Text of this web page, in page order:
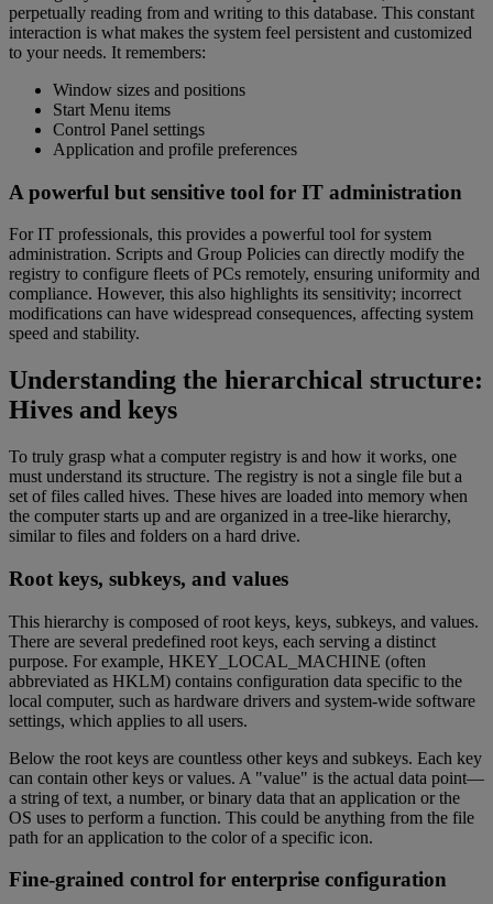
perpetually reading from and writing to this database. This constant
interaction is what makes the system feel persistent and customized
to your needs. It remembers:
Window sizes and positions
Start Menu items
Control Panel settings
Application and profile preferences
A powerful but sensitive tool for IT administration
For IT professionals, this provides a powerful tool for system
administration. Scripts and Group Policies can directly modify the
registry to configure fleets of PCs remotely, ensuring uniformity and
compliance. However, this also highlights its sensitivity; incorrect
modifications can have widespread consequences, affecting system
speed and stability.
Understanding the hierarchical structure:
Hives and keys
To truly grasp what a computer registry is and how it works, one
must understand its structure. The registry is not a single file but a
set of files called hives. These hives are loaded into memory when
the computer starts up and are organized in a tree-like hierarchy,
similar to files and folders on a hard drive.
Root keys, subkeys, and values
This hierarchy is composed of root keys, keys, subkeys, and values.
There are several predefined root keys, each serving a distinct
purpose. For example, HKEY_LOCAL_MACHINE (often
abbreviated as HKLM) contains configuration data specific to the
local computer, such as hardware drivers and system-wide software
settings, which applies to all users.
Below the root keys are countless other keys and subkeys. Each key
can contain other keys or values. A "value" is the actual data point—
a string of text, a number, or binary data that an application or the
OS uses to perform a function. This could be anything from the file
path for an application to the color of a specific icon.
Fine-grained control for enterprise configuration